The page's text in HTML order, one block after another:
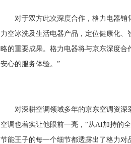
对于双方此次深度合作，格力电器销
力空冰洗及生活电器产品，定位健康化、
略的重要成果。格力电器将与京东深度
安心的服务体验。”
对深耕空调领域多年的京东空调资深
空调也着实让他眼前一亮，“从AI加持的
节能王子的每一个细节都透露出了格力